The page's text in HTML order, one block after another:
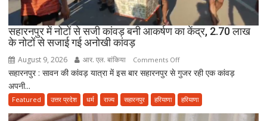
उलेमाओं
भी
नाराजगी
सहारनपुर में नोटों से सजी कांवड़ बनी आकर्षण का केंद्र, 2.70 लाख
के नोटों से सजाई गई अनोखी कांवड़
August 9, 2026 आर. एल. बांकिया Comments Offon
सहारनपुर
नोटों
सहारनपुर : सावन की कांवड़ यात्रा में इस बार सहारनपुर से गुजर रही एक कांवड़
अपनी...
Featured उत्तर प्रदेश धर्म राज्य सहारनपुर हरियाणा हरियाणा